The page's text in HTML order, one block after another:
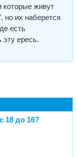
которые живут
но их наберется
есть
эту ересь.
18 до 16?